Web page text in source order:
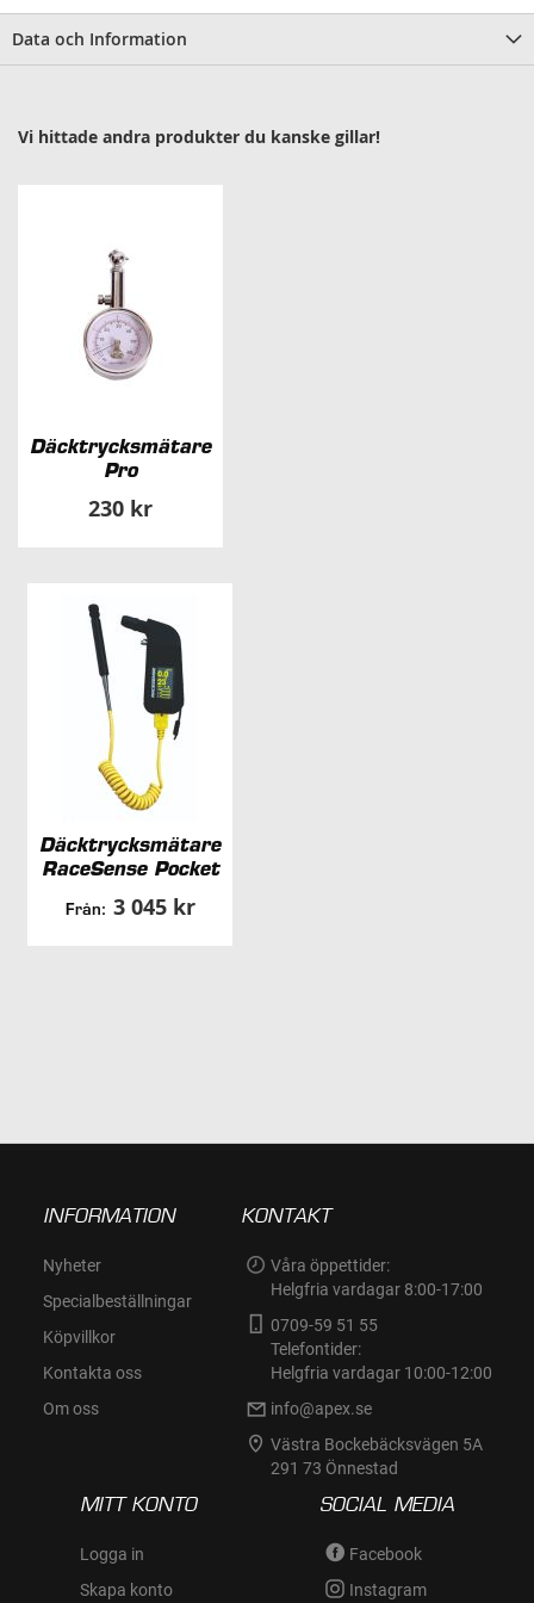
Data och Information
Vi hittade andra produkter du kanske gillar!
Däcktrycksmätare
Pro
230 kr
Däcktrycksmätare
RaceSense Pocket
Från: 3 045 kr
INFORMATION
Nyheter
Specialbeställningar
Köpvillkor
Kontakta oss
Om oss
KONTAKT
Våra öppettider:
Helgfria vardagar 8:00-17:00
0709-59 51 55
Telefontider:
Helgfria vardagar 10:00-12:00
info@apex.se
Västra Bockebäcksvägen 5A
291 73 Önnestad
MITT KONTO
Logga in
Skapa konto
SOCIAL MEDIA
Facebook
Instagram